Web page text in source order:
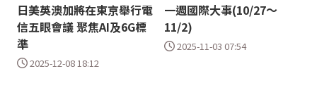
日美英澳加將在東京舉行電
信五眼會議 聚焦AI及6G標
準
2025-12-08 18:12
一週國際大事(10/27～
11/2)
2025-11-03 07:54